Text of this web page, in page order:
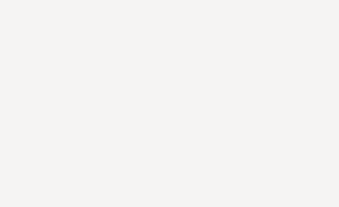
Fazem parte integrante